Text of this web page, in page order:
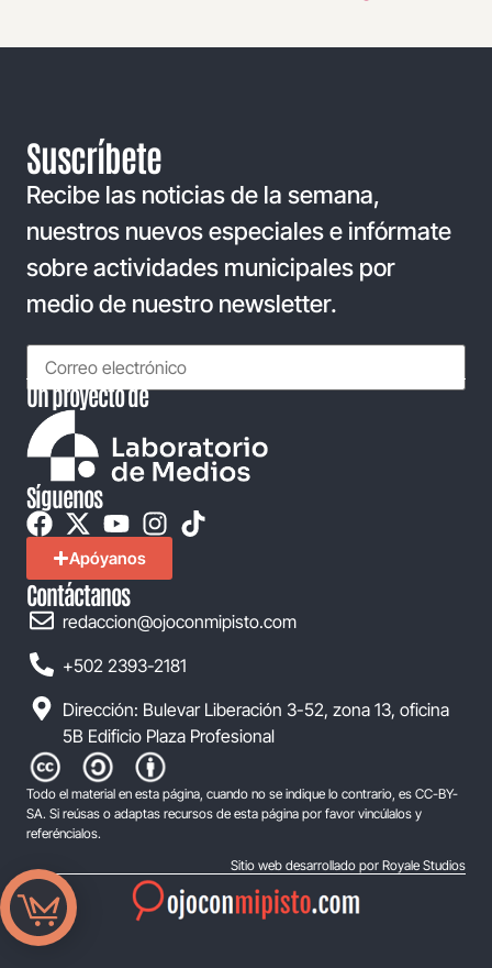
Suscríbete
Recibe las noticias de la semana,
nuestros nuevos especiales e infórmate
sobre actividades municipales por
medio de nuestro newsletter.
Un proyecto de
Síguenos
Apóyanos
Contáctanos
redaccion@ojoconmipisto.com
+502 2393-2181
Dirección: Bulevar Liberación 3-52, zona 13, oficina
5B Edificio Plaza Profesional
Todo el material en esta página, cuando no se indique lo contrario, es CC-BY-
SA. Si reúsas o adaptas recursos de esta página por favor vincúlalos y
referéncialos.
Sitio web desarrollado por Royale Studios